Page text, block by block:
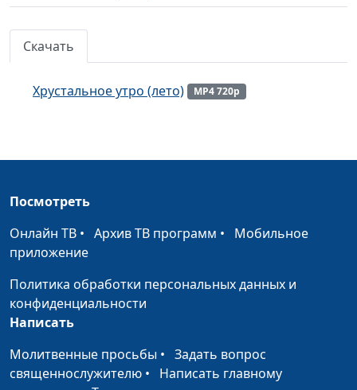
Дивное (весна)
Ласковый май (весна)
Бог есть любовь (лето)
Шум вод многих (весна)
Шутка (весна)
Лесная лужа (весна)
Апрель (весна)
Скачать
Хрустальное утро (лето) MP4 720p
Посмотреть
Онлайн ТВ • Архив ТВ программ • Мобильное
приложение
Политика обработки персональных данных и
конфиденциальности
Написать
Молитвенные просьбы • Задать вопрос
священнослужителю • Написать главному